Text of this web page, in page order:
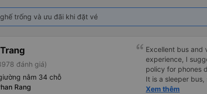
trống và ưu đãi khi đặt vé
đánh giá)
nằm 34 chỗ
Rang
Excellent bus and
experience, I
policy for phones
It is a sleeper
Wi-Fi password
Xem thêm